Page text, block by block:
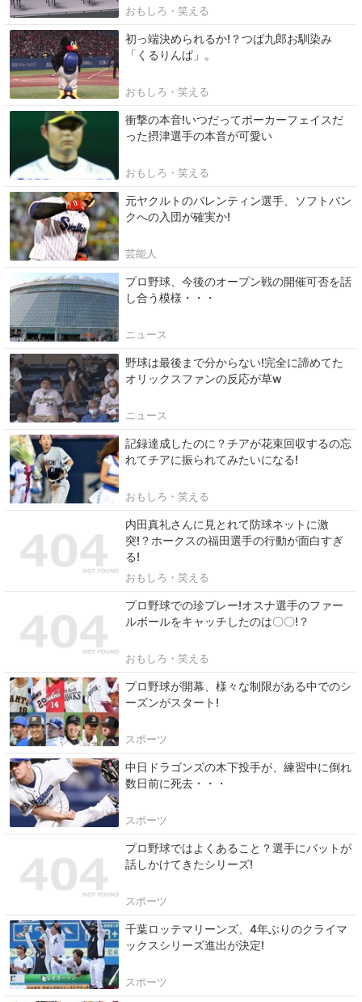
おもしろ・笑える
初っ端決められるか!？つば九郎お馴染み
「くるりんぱ」。
おもしろ・笑える
衝撃の本音!いつだってポーカーフェイスだ
った摂津選手の本音が可愛い
おもしろ・笑える
元ヤクルトのバレンティン選手、ソフトバン
クへの入団が確実か!
芸能人
プロ野球、今後のオープン戦の開催可否を話
し合う模様・・・
ニュース
野球は最後まで分からない!完全に諦めてた
オリックスファンの反応が草w
ニュース
記録達成したのに？チアが花束回収するの忘
れてチアに振られてみたいになる!
おもしろ・笑える
内田真礼さんに見とれて防球ネットに激
突!？ホークスの福田選手の行動が面白すぎ
る!
おもしろ・笑える
プロ野球での珍プレー!オスナ選手のファー
ルボールをキャッチしたのは〇〇!？
おもしろ・笑える
プロ野球が開幕、様々な制限がある中でのシ
ーズンがスタート!
スポーツ
中日ドラゴンズの木下投手が、練習中に倒れ
数日前に死去・・・
スポーツ
プロ野球ではよくあること？選手にバットが
話しかけてきたシリーズ!
スポーツ
千葉ロッテマリーンズ、4年ぶりのクライマ
ックスシリーズ進出が決定!
スポーツ